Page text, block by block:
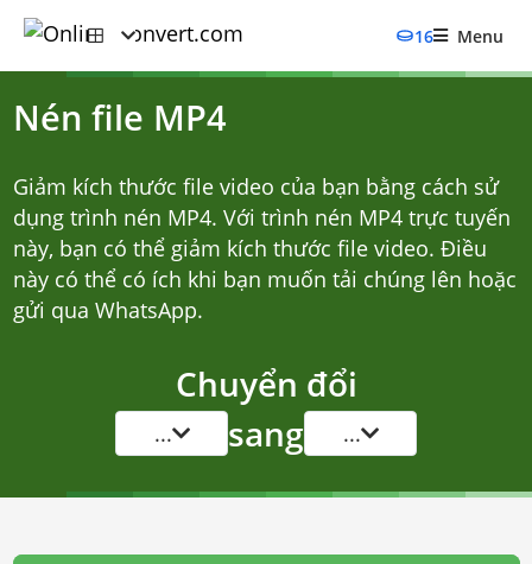
16 Menu
Nén file MP4
Giảm kích thước file video của bạn bằng cách sử
dụng trình nén MP4. Với trình nén MP4 trực tuyến
này, bạn có thể giảm kích thước file video. Điều
này có thể có ích khi bạn muốn tải chúng lên hoặc
gửi qua WhatsApp.
Chuyển đổi
... sang ...